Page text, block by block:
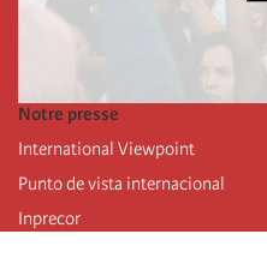
Notre presse
International Viewpoint
Punto de vista internacional
Inprecor